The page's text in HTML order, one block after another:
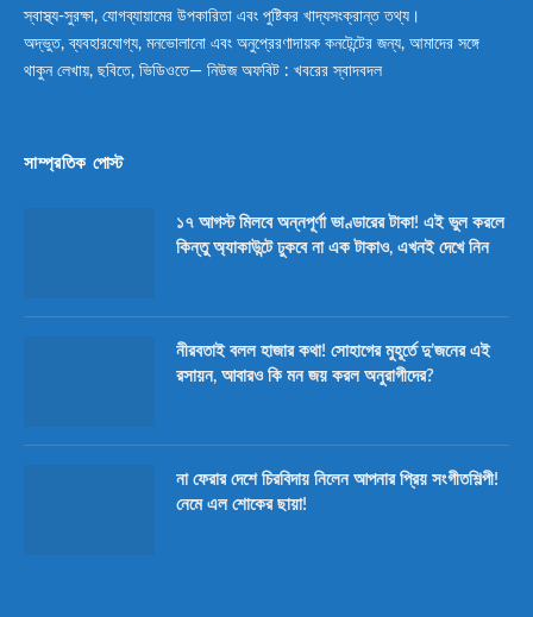
স্বাস্থ্য-সুরক্ষা, যোগব্যায়ামের উপকারিতা এবং পুষ্টিকর খাদ্যসংক্রান্ত তথ্য।
অদ্ভুত, ব্যবহারযোগ্য, মনভোলানো এবং অনুপ্রেরণাদায়ক কনটেন্টের জন্য, আমাদের সঙ্গে
থাকুন লেখায়, ছবিতে, ভিডিওতে— নিউজ অফবিট : খবরের স্বাদবদল
সাম্প্রতিক পোস্ট
১৭ আগস্ট মিলবে অন্নপূর্ণা ভাণ্ডারের টাকা! এই ভুল করলে
কিন্তু অ্যাকাউন্টে ঢুকবে না এক টাকাও, এখনই দেখে নিন
নীরবতাই বলল হাজার কথা! সোহাগের মুহূর্তে দু’জনের এই
রসায়ন, আবারও কি মন জয় করল অনুরাগীদের?
না ফেরার দেশে চিরবিদায় নিলেন আপনার প্রিয় সংগীতশিল্পী!
নেমে এল শোকের ছায়া!